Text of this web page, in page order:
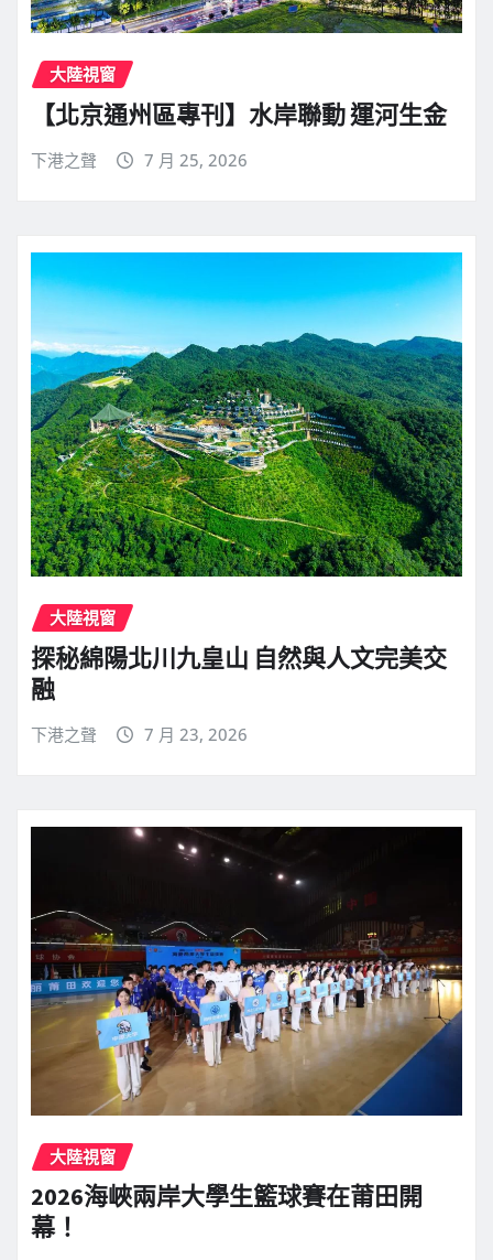
大陸視窗
【北京通州區專刊】水岸聯動 運河生金
下港之聲 7 月 25, 2026
大陸視窗
探秘綿陽北川九皇山 自然與人文完美交
融
下港之聲 7 月 23, 2026
大陸視窗
2026海峽兩岸大學生籃球賽在莆田開
幕！